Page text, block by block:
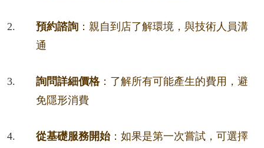
預約諮詢 ：親自到店了解環境，與技術人員溝
通
詢問詳細價格：了解所有可能產生的費用，避
免隱形消費
從基礎服務開始：如果是第一次嘗試，可選擇